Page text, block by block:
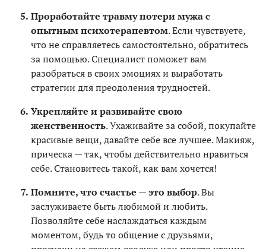
Проработайте травму потери мужа с
опытным психотерапевтом. Если чувствуете,
что не справляетесь самостоятельно, обратитесь
за помощью. Специалист поможет вам
разобраться в своих эмоциях и выработать
стратегии для преодоления трудностей.
Укрепляйте и развивайте свою
женственность. Ухаживайте за собой, покупайте
красивые вещи, давайте себе все лучшее. Макияж,
прическа — так, чтобы действительно нравиться
себе. Становитесь такой, как вам хочется!
Помните, что счастье — это выбор. Вы
заслуживаете быть любимой и любить.
Позволяйте себе наслаждаться каждым
моментом, будь то общение с друзьями,